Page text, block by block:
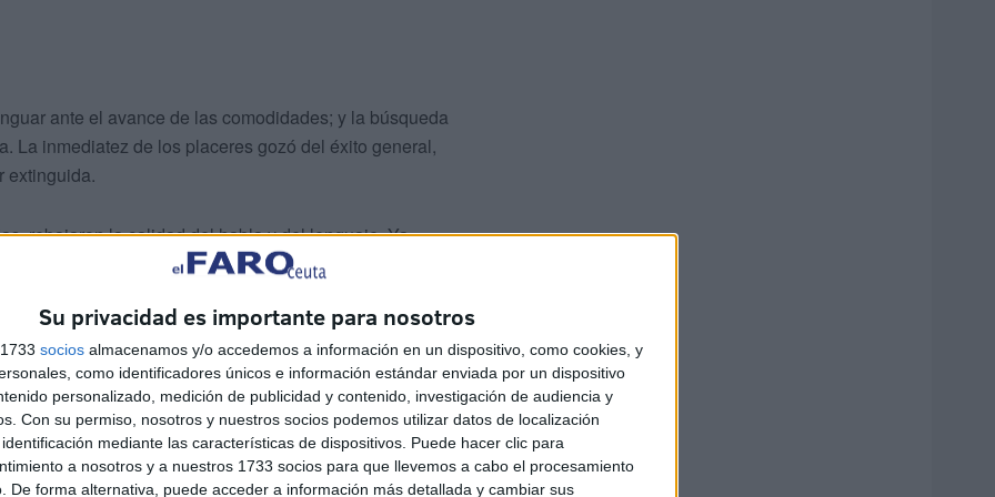
Su privacidad es importante para nosotros
socios almacenamos y/o accedemos a información en un dispositivo, como cookies, y
como identificadores únicos e información estándar enviada por un dispositivo
personalizado, medición de publicidad y contenido, investigación de audiencia y
Con su permiso, nosotros y nuestros socios podemos utilizar datos de localización
mediante las características de dispositivos. Puede hacer clic para
a nosotros y a nuestros 1733 socios para que llevemos a cabo el procesamiento
De forma alternativa, puede acceder a información más detallada y cambiar sus
ante el avance de las comodidades; y la búsqueda
La inmediatez de los placeres gozó del éxito general,
extinguida.
rebajaron la calidad del habla y del lenguaje. Ya
de la explicación, quedó enclaustrada en el
trascendía. ¿Es que nadie advertía que la naturaleza
en el patrón de conocimiento?
agradece la inmensidad de los océanos. Ya nadie